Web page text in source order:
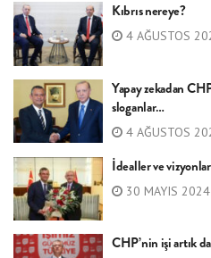
Kıbrıs nereye?
4 AĞUSTOS
Yapay zekadan
sloganlar…
4 AĞUSTOS
İdealler ve
30 MAYIS 2024
CHP’nin işi artık